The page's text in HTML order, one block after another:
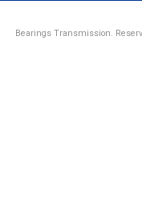
Bearings Transmission.